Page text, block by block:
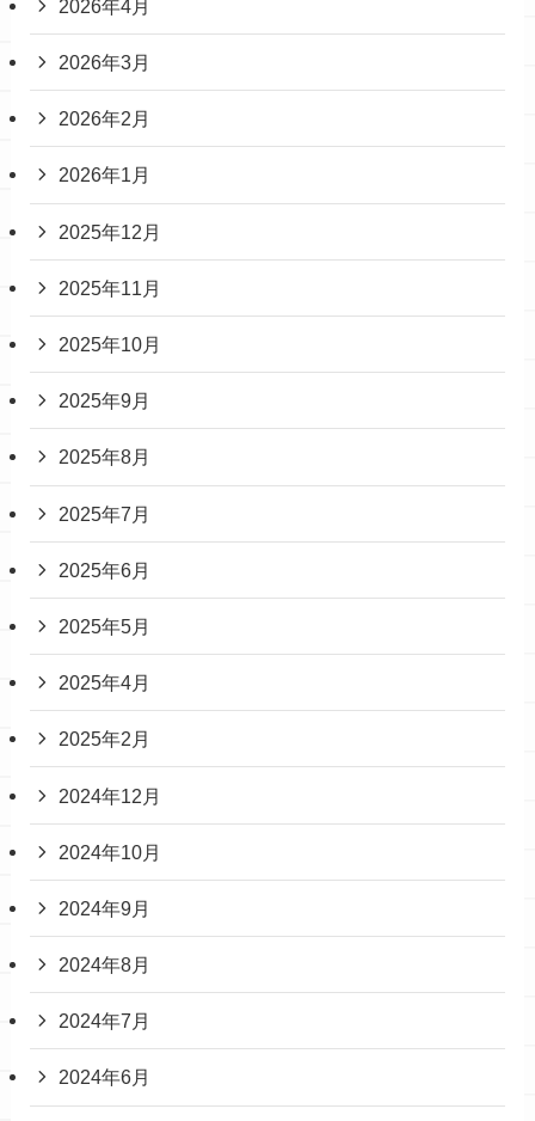
2026年4月
2026年3月
2026年2月
2026年1月
2025年12月
2025年11月
2025年10月
2025年9月
2025年8月
2025年7月
2025年6月
2025年5月
2025年4月
2025年2月
2024年12月
2024年10月
2024年9月
2024年8月
2024年7月
2024年6月